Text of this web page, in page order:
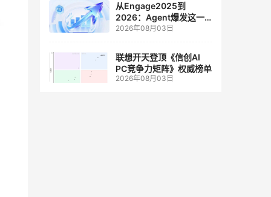
从Engage2025到
2026：Agent爆发这一
年，AI CRM 走到哪了
2026年08月03日
联想开天登顶《信创AI
PC竞争力矩阵》权威榜单
2026年08月03日